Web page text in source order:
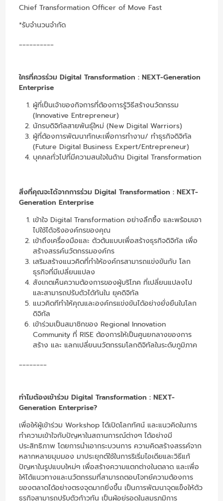
Chief Transformation Officer of Move Fast
*รับจำนวนจำกัด
__________
ใครที่ควรร่วมDigital Transformation : NEXT-Generation
Enterprise
ผู้ที่เป็นเจ้าของกิจการที่ต้องการรู้วิธีสร้างนวัตกรรม
(Innovative Entrepreneur)
นักรบดิจิทัลสายพันธุ์ใหม่ (New Digital Warriors)
ผู้ที่ต้องการพัฒนาทักษะเพื่อการทำงาน/ ทำธุรกิจดิจิทัล
(Future Digital Business Expert/Entrepreneur)
บุคคลทั่วไปที่มีความสนใจในด้าน Digital Transformation
สิ่งที่คุณจะได้จากการร่วมDigital Transformation : NEXT-
Generation Enterprise
เข้าใจ Digital Transformation อย่างลึกซึ้ง และพร้อมเอา
ไปใช้ได้จริงองค์กรของคุณ
เข้าถึงเครื่องมือและ ตัวต้นแบบเพื่อสร้างธุรกิจดิจิทัล เพื่อ
สร้างสรรค์นวัตกรรมองค์กร
เสริมสร้างแนวคิดที่ทำให้องค์กรสามารถแข่งขันกับ โลก
ธุรกิจที่มีเปลี่ยนแปลง
สังเกตเห็นความต้องการของผู้บริโภค ที่เปลี่ยนแปลงไป
และสามารถปรับตัวได้ทันใน ยุคดิจิทัล
แนวคิดทีทำให้คุณและองค์กรแข่งขันได้อย่างยั่งยืนในโลก
ดิจิทัล
เข้าร่วมเป็นสมาชิกของ Regional Innovation
Community ที่ RISE ต้องการให้เป็นศูนยกลางของการ
สร้าง และ แลกเปลี่ยนนวัตกรรมโลกดิจิทัลในระดับภูมิภาค
________
ทำไมต้องเข้าร่วมDigital Transformation : NEXT-
Generation Enterprise?
เพื่อให้ผู้เข้าร่วม Workshop ได้เปิดโลกทัศน์ และแนวคิดในการ
ทำความเข้าใจกับปัญหาในสถานการณ์ต่างๆ ได้อย่างมี
ประสิทธิภาพ โดยการนำเอากระบวนการ ความคิดสร้างสรรค์จาก
หลากหลายมุมมอง มาประยุกต์ใช้ในการริเริ่มไอเดียและวิธีแก้
ปัญหาในรูปแบบใหม่ๆ เพื่อสร้างความแตกต่างในตลาด และเพื่อ
ให้ได้แนวทางและนวัตกรรมที่สามารถตอบโจทย์ความต้องการ
ของตลาดได้อย่างตรงจุดมากยิ่งขึ้น เป็นการพัฒนาจุดแข็งให้ตัว
ธุรกิจสามารถปรับตัวก้าวทัน เป็นผู้อยู่รอดในสมรภูมิการ